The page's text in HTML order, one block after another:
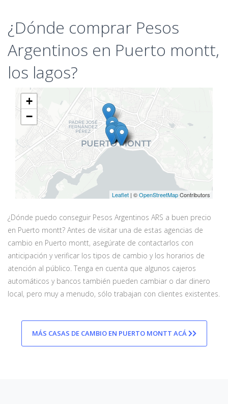
¿Dónde comprar Pesos
Argentinos en Puerto montt,
los lagos?
+
−
Leaflet | ©OpenStreetMapContributors
¿Dónde puedo conseguir Pesos Argentinos ARS a buen precio
en Puerto montt? Antes de visitar una de estas agencias de
cambio en Puerto montt, asegúrate de contactarlos con
anticipación y verificar los tipos de cambio y los horarios de
atención al público. Tenga en cuenta que algunos cajeros
automáticos y bancos también pueden cambiar o dar dinero
local, pero muy a menudo, sólo trabajan con clientes existentes.
MÁS CASAS DE CAMBIO EN PUERTO MONTT ACÁ